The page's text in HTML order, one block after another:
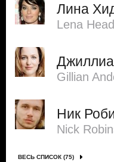
Лина
Lena
Gillian
Ник
Nick
ВЕСЬ СПИСОК (75)